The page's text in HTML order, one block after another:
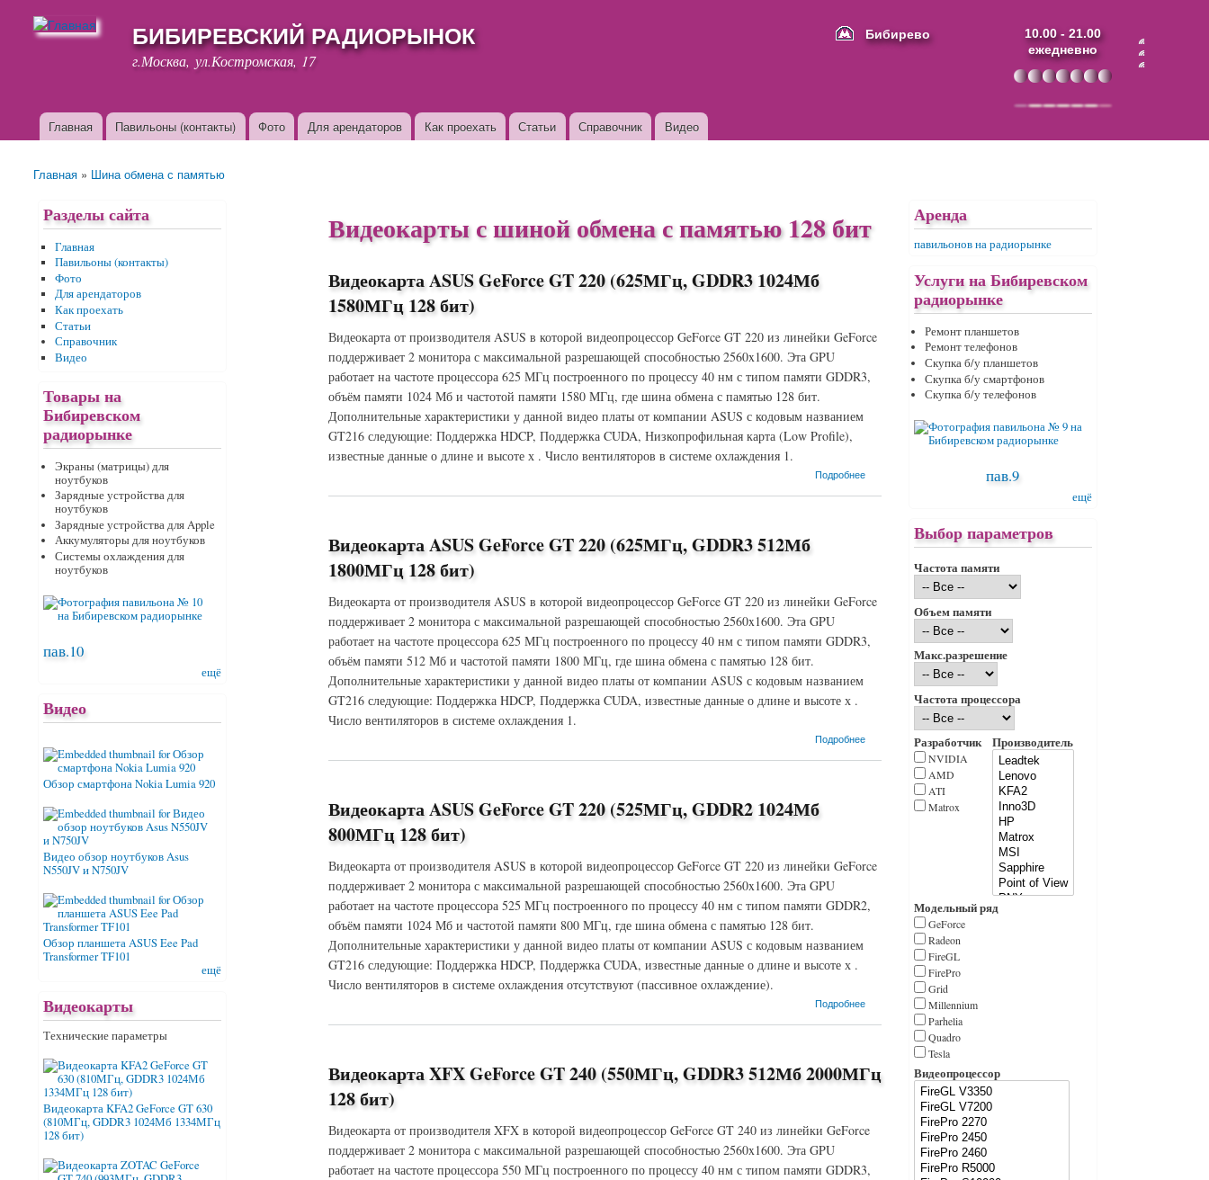
БИБИРЕВСКИЙ РАДИОРЫНОК
г.Москва, ул.Костромская, 17
Бибирево
10.00 - 21.00
ежедневно
Основные ссылки
Главная Павильоны (контакты) Фото Для арендаторов Как проехать Статьи Справочник Видео
Вы здесь
Главная » Шина обмена с памятью
Видеокарты с шиной обмена с памятью 128 бит
Видеокарта ASUS GeForce GT 220 (625МГц, GDDR3 1024Мб
1580МГц 128 бит)
Видеокарта от производителя ASUS в которой видеопроцессор GeForce GT 220 из линейки GeForce
поддерживает 2 монитора с максимальной разрешающей способностью 2560x1600. Эта GPU
работает на частоте процессора 625 МГц построенного по процессу 40 нм с типом памяти GDDR3,
объём памяти 1024 Мб и частотой памяти 1580 МГц, где шина обмена с памятью 128 бит.
Дополнительные характеристики у данной видео платы от компании ASUS с кодовым названием
GT216 следующие: Поддержка HDCP, Поддержка CUDA, Низкопрофильная карта (Low Profile),
известные данные о длине и высоте х . Число вентиляторов в системе охлаждения 1.
Подробнее
Видеокарта ASUS GeForce GT 220 (625МГц, GDDR3 512Мб
1800МГц 128 бит)
Видеокарта от производителя ASUS в которой видеопроцессор GeForce GT 220 из линейки GeForce
поддерживает 2 монитора с максимальной разрешающей способностью 2560x1600. Эта GPU
работает на частоте процессора 625 МГц построенного по процессу 40 нм с типом памяти GDDR3,
объём памяти 512 Мб и частотой памяти 1800 МГц, где шина обмена с памятью 128 бит.
Дополнительные характеристики у данной видео платы от компании ASUS с кодовым названием
GT216 следующие: Поддержка HDCP, Поддержка CUDA, известные данные о длине и высоте х .
Число вентиляторов в системе охлаждения 1.
Подробнее
Видеокарта ASUS GeForce GT 220 (525МГц, GDDR2 1024Мб
800МГц 128 бит)
Видеокарта от производителя ASUS в которой видеопроцессор GeForce GT 220 из линейки GeForce
поддерживает 2 монитора с максимальной разрешающей способностью 2560x1600. Эта GPU
работает на частоте процессора 525 МГц построенного по процессу 40 нм с типом памяти GDDR2,
объём памяти 1024 Мб и частотой памяти 800 МГц, где шина обмена с памятью 128 бит.
Дополнительные характеристики у данной видео платы от компании ASUS с кодовым названием
GT216 следующие: Поддержка HDCP, Поддержка CUDA, известные данные о длине и высоте х .
Число вентиляторов в системе охлаждения отсутствуют (пассивное охлаждение).
Подробнее
Видеокарта XFX GeForce GT 240 (550МГц, GDDR3 512Мб 2000МГц
128 бит)
Видеокарта от производителя XFX в которой видеопроцессор GeForce GT 240 из линейки GeForce
поддерживает 2 монитора с максимальной разрешающей способностью 2560x1600. Эта GPU
работает на частоте процессора 550 МГц построенного по процессу 40 нм с типом памяти GDDR3,
Разделы сайта
Главная
Павильоны (контакты)
Фото
Для арендаторов
Как проехать
Статьи
Справочник
Видео
Товары на
Бибиревском
радиорынке
Экраны (матрицы) для
ноутбуков
Зарядные устройства для
ноутбуков
Зарядные устройства для Apple
Аккумуляторы для ноутбуков
Системы охлаждения для
ноутбуков
пав.10
ещё
Видео
Обзор смартфона Nokia Lumia 920
Видео обзор ноутбуков Asus
N550JV и N750JV
Обзор планшета ASUS Eee Pad
Transformer TF101
ещё
Видеокарты
Технические параметры
Видеокарта KFA2 GeForce GT 630
(810МГц, GDDR3 1024Мб 1334МГц
128 бит)
Аренда
павильонов на радиорынке
Услуги на Бибиревском
радиорынке
Ремонт планшетов
Ремонт телефонов
Скупка б/у планшетов
Скупка б/у смартфонов
Скупка б/у телефонов
пав.9
ещё
Выбор параметров
Частота памяти
Объем памяти
Макс.разрешение
Частота процессора
Разработчик
NVIDIA
AMD
ATI
Matrox
Производитель
Модельный ряд
GeForce
Radeon
FireGL
FirePro
Grid
Millennium
Parhelia
Quadro
Tesla
Видеопроцессор